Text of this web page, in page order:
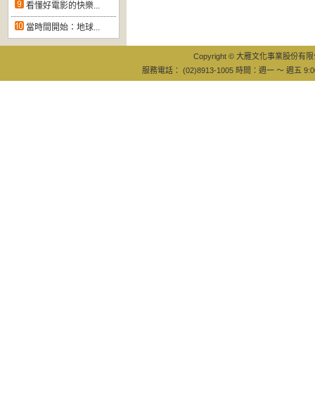
看懂好電影的快樂...
當時間開始：地球...
Copyright © 大雁文化事業股份有
服務電話： (02)8913-1005 時間：週一 ～ 週五